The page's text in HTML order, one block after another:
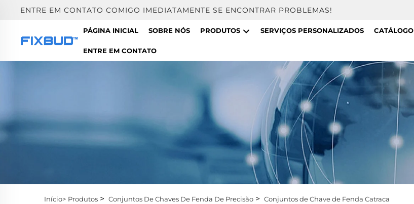
ENTRE EM CONTATO COMIGO IMEDIATAMENTE SE ENCONTRAR PROBLEMAS!
PÁGINA INICIAL SOBRE NÓS PRODUTOS SERVIÇOS PERSONALIZADOS CATÁLOGO
ENTRE EM CONTATO
Início> Produtos > Conjuntos De Chaves De Fenda De Precisão > Conjuntos de Chave de Fenda Catraca